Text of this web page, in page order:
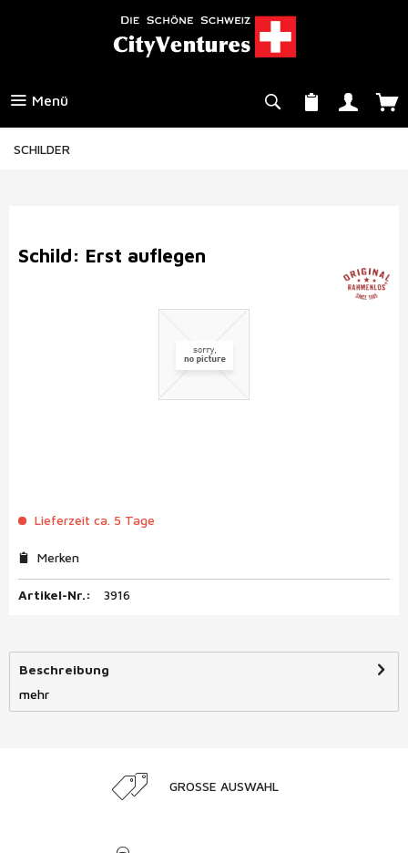
Menü
SCHILDER
Schild: Erst auflegen
Lieferzeit ca. 5 Tage
Merken
Artikel-Nr.: 3916
Beschreibung
mehr
GROSSE AUSWAHL